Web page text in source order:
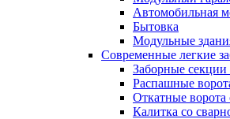
Автомобильная
Бытовка
Модульные
Современные легкие
Заборные секции
Распашные
Откатные ворота
Калитка со